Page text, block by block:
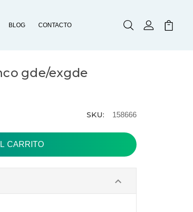
BLOG CONTACTO BuscarMi Cuenta
Mi
gde/exgde
SKU: 158666